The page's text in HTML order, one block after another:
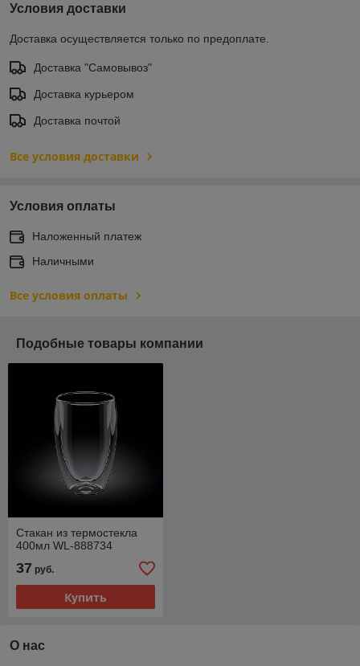
Условия доставки
Доставка осуществляется только по предоплате.
Доставка "Самовывоз"
Доставка курьером
Доставка почтой
Все условия доставки
Условия оплаты
Наложенный платеж
Наличными
Все условия оплаты
Подобные товары компании
Стакан из термостекла
400мл WL-888734
37 руб.
Купить
О нас